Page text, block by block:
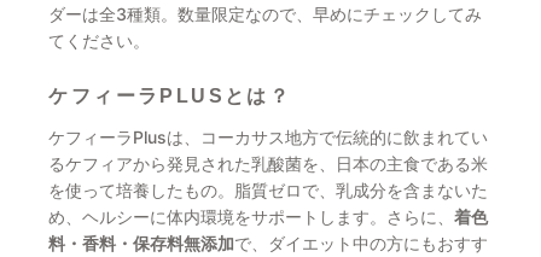
ダーは全3種類。数量限定なので、早めにチェックしてみ
てください。
ケフィーラPLUSとは？
ケフィーラPlusは、コーカサス地方で伝統的に飲まれてい
るケフィアから発見された乳酸菌を、日本の主食である米
を使って培養したもの。脂質ゼロで、乳成分を含まないた
め、ヘルシーに体内環境をサポートします。さらに、着色
料・香料・保存料無添加で、ダイエット中の方にもおすす